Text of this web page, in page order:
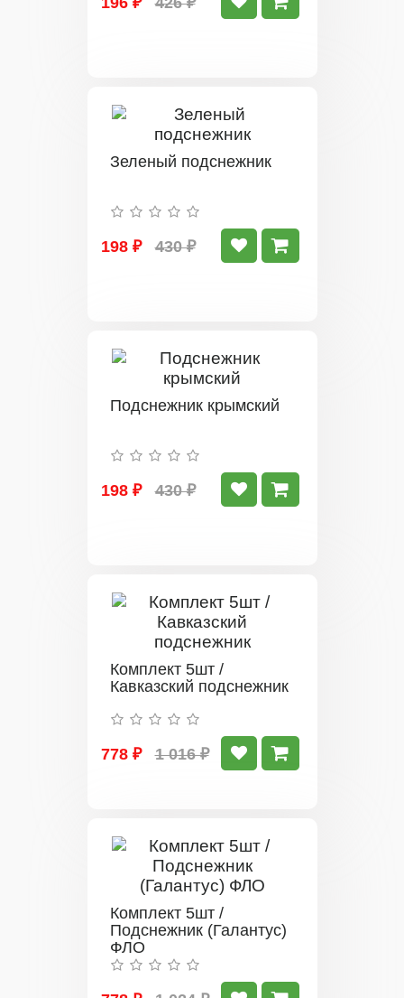
Зеленый подснежник
198 ₽ 430 ₽
Подснежник крымский
198 ₽ 430 ₽
Комплект 5шт /
Кавказский подснежник
778 ₽ 1 016 ₽
Комплект 5шт /
Подснежник (Галантус)
ФЛО